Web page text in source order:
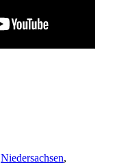
Niedersachsen,